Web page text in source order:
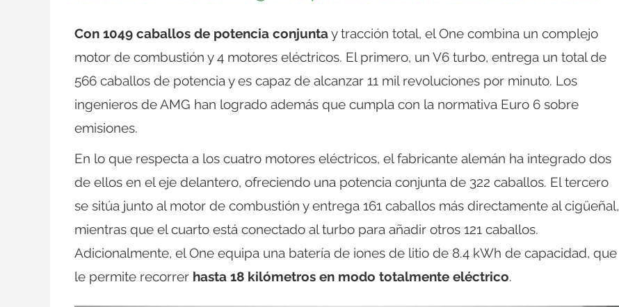
Con 1049 caballos de potencia conjuntay tracción total, el One combina un complejo
motor de combustión y 4 motores eléctricos. El primero, un V6 turbo, entrega un total de
566 caballos de potencia y es capaz de alcanzar 11 mil revoluciones por minuto. Los
ingenieros de AMG han logrado además que cumpla con la normativa Euro 6 sobre
emisiones.
En lo que respecta a los cuatro motores eléctricos, el fabricante alemán ha integrado dos
de ellos en el eje delantero, ofreciendo una potencia conjunta de 322 caballos. El tercero
se sitúa junto al motor de combustión y entrega 161 caballos más directamente al cigüeñal,
mientras que el cuarto está conectado al turbo para añadir otros 121 caballos.
Adicionalmente, el One equipa una batería de iones de litio de 8.4 kWh de capacidad, que
le permite recorrer hasta 18 kilómetros en modo totalmente eléctrico.